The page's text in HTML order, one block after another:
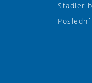
Stadler